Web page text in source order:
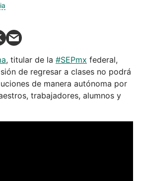
, titular de la #SEPmx federal,
de regresar a clases no podrá
de manera autónoma por
trabajadores, alumnos y